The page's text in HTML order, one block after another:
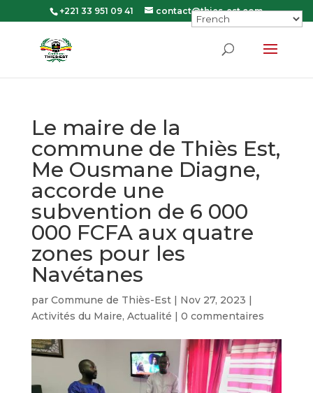
+221 33 951 09 41 contact@thies-est.com
Le maire de la
commune de Thiès Est,
Me Ousmane Diagne,
accorde une
subvention de 6 000
000 FCFA aux quatre
zones pour les
Navétanes
par Commune de Thiès-Est| Nov 27, 2023 |
Activités du Maire, Actualité | 0 commentaires